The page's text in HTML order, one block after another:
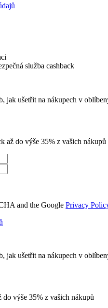
služba cashback
jak ušetřit na nákupech v
až do výše 35% z vašich nákupů
and the Google Privacy
jak ušetřit na nákupech v
do výše 35% z vašich nákupů